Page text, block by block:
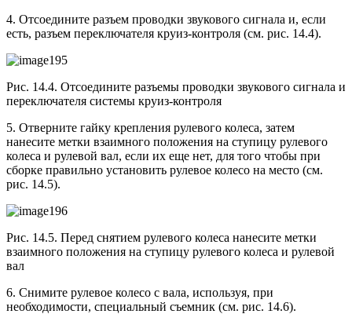
4. Отсоедините разъем проводки звукового сигнала и, если
есть, разъем переключателя круиз-контроля (см. рис. 14.4).
Рис. 14.4. Отсоедините разъемы проводки звукового сигнала и
переключателя системы круиз-контроля
5. Отверните гайку крепления рулевого колеса, затем
нанесите метки взаимного положения на ступицу рулевого
колеса и рулевой вал, если их еще нет, для того чтобы при
сборке правильно установить рулевое колесо на место (см.
рис. 14.5).
Рис. 14.5. Перед снятием рулевого колеса нанесите метки
взаимного положения на ступицу рулевого колеса и рулевой
вал
6. Снимите рулевое колесо с вала, используя, при
необходимости, специальный съемник (см. рис. 14.6).